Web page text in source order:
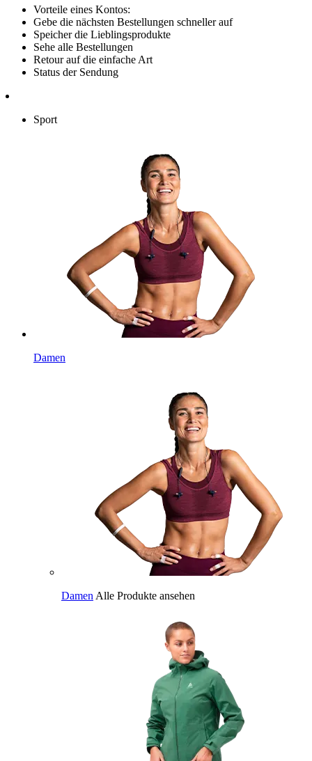
Vorteile eines Kontos:
Gebe die nächsten Bestellungen schneller auf
Speicher die Lieblingsprodukte
Sehe alle Bestellungen
Retour auf die einfache Art
Status der Sendung
Sport
Damen
Damen Alle Produkte ansehen